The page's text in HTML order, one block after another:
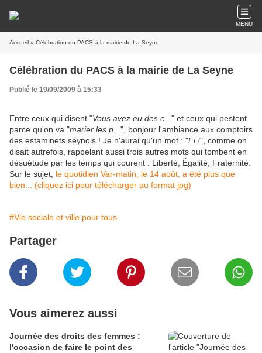
MENU
Accueil » Célébration du PACS à la mairie de La Seyne
Célébration du PACS à la mairie de La Seyne
Publié le 19/09/2009 à 15:33
Entre ceux qui disent "Vous avez eu des c... " et ceux qui pestent
parce qu'on va "marier les p... ", bonjour l'ambiance aux comptoirs
des estaminets seynois ! Je n'aurai qu'un mot : "Fi !", comme on
disait autrefois, rappelant aussi trois autres mots qui tombent en
désuétude par les temps qui courent : Liberté, Égalité, Fraternité.
Sur le sujet, le quotidien Var-matin, le 14 août, a été plus que
bien... (cliquez ici pour télécharger au format jpg)
#Vie sociale et ville pour tous
Partager
Vous aimerez aussi
Journée des droits des femmes :
l'occasion de faire le point des